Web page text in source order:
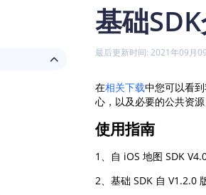
位置、周边、行政区、ID等查询接口
JS Android iOS
基于LBS的定位服务
iOS
地理/逆地理编码
位置名称与经纬度之间转换服务
iOS
虚拟空间围栏服务
导航
轻松
提供
API
专业
提供智能守护与运动出行解决方案
智能眼镜实时导航及智慧出行解决方案
面向开发者提供全球范围内LBS服务
NEW
提供手机银行APP地图应用
Web高级服务API 数据可视化
地铁图 JS
企业智图
Android定位
Android定位
JS API提供
7大类44种
基础
最后更新时间: 2021年09月
在相关下载中您可以看
心，以及必要的公共资
使用指南
1、自 iOS 地图 SDK
2、基础 SDK 自 V1.2.0